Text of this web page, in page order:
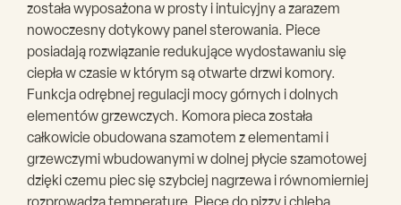
została wyposażona w prosty i intuicyjny a zarazem
nowoczesny dotykowy panel sterowania. Piece
posiadają rozwiązanie redukujące wydostawaniu się
ciepła w czasie w którym są otwarte drzwi komory.
Funkcja odrębnej regulacji mocy górnych i dolnych
elementów grzewczych. Komora pieca została
całkowicie obudowana szamotem z elementami i
grzewczymi wbudowanymi w dolnej płycie szamotowej
dzięki czemu piec się szybciej nagrzewa i równomierniej